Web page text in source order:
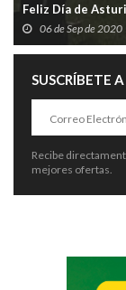
Feliz Día de
06 de Sep de 2020
SUSCRÍBETE
Recibe
mejores ofertas.